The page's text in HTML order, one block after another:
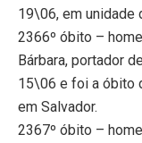
19\06, em unidade
2366º óbito –
Bárbara, portador
15\06 e foi a óbito
em Salvador.
2367º óbito –